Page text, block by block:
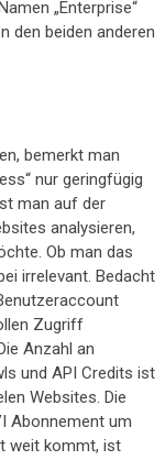
„Enterprise“
den beiden anderen
bemerkt man
nur geringfügig
man auf der
analysieren,
Ob man das
irrelevant. Bedacht
Zugriff
Anzahl an
und API Credits ist
Websites. Die
Abonnement um
weit kommt, ist